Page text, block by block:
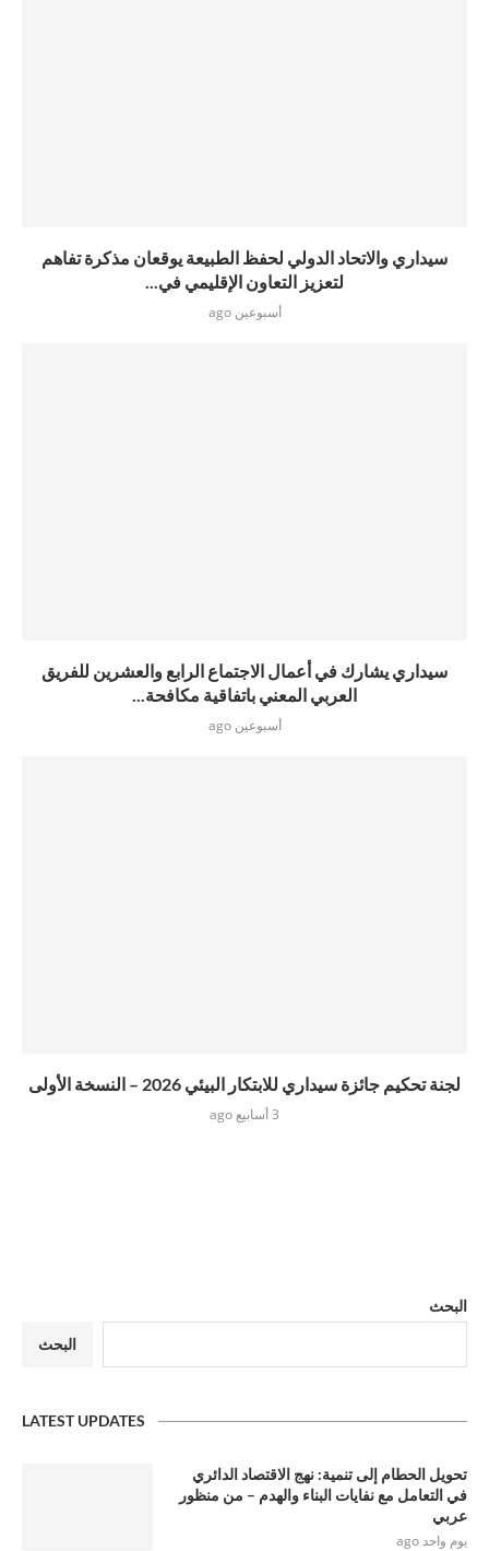
سيداري والاتحاد الدولي لحفظ الطبيعة يوقعان مذكرة تفاهم
لتعزيز التعاون الإقليمي في...
أسبوعين ago
سيداري يشارك في أعمال الاجتماع الرابع والعشرين للفريق
العربي المعني باتفاقية مكافحة...
أسبوعين ago
لجنة تحكيم جائزة سيداري للابتكار البيئي 2026 – النسخة الأولى
3 أسابيع ago
البحث
البحث
LATEST UPDATES
تحويل الحطام إلى تنمية: نهج الاقتصاد الدائري
في التعامل مع نفايات البناء والهدم – من منظور
عربي
يوم واحد ago